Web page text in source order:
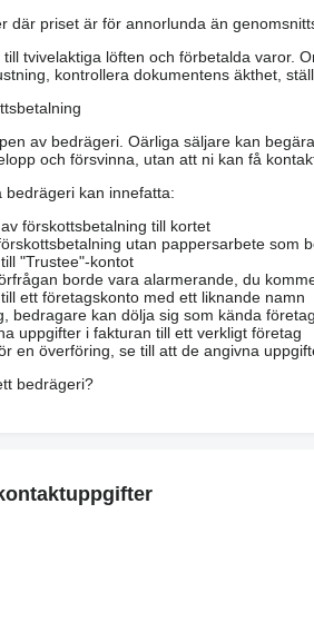
där priset är för annorlunda än
tvivelaktiga löften och förbetalda varor.
kontrollera dokumentens äkthet,
av bedrägeri. Oärliga säljare kan
och försvinna, utan att ni kan få
bedrägeri kan innefatta:
förskottsbetalning till kortet
utan pappersarbete som
"Trustee"-kontot
borde vara alarmerande, du
ett företagskonto med ett liknande namn
bedragare kan dölja sig som kända
uppgifter i fakturan till ett verkligt företag
en överföring, se till att de angivna
bedrägeri?